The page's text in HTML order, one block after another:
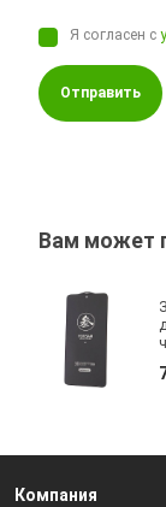
Я согласен с
Отправить
Вам может
Компания